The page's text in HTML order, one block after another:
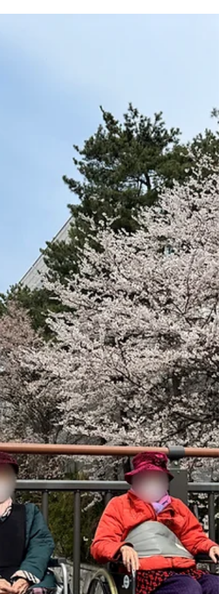
주었습니다. 이번 소식지에는 산책과 다양한
동을 통해 채워진 4월의 순간들을 담았습니다.
어르신들의 편안한 미소와 계절을 함께 느낀
간을 보호자님께도 따뜻하게 전해드리고자 합